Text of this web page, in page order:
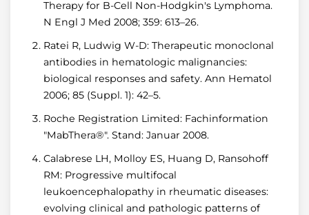
Therapy for B-Cell Non-Hodgkin's Lymphoma.
N Engl J Med 2008; 359: 613–26.
Ratei R, Ludwig W-D: Therapeutic monoclonal
antibodies in hematologic malignancies:
biological responses and safety. Ann Hematol
2006; 85 (Suppl. 1): 42–5.
Roche Registration Limited: Fachinformation
"MabThera®". Stand: Januar 2008.
Calabrese LH, Molloy ES, Huang D, Ransohoff
RM: Progressive multifocal
leukoencephalopathy in rheumatic diseases:
evolving clinical and pathologic patterns of